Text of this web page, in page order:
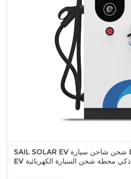
SAIL SOLAR EV شحن شاحن سيارة DC 120kw OEM شاحن
EV ذكي محطة شحن السيارة الكهربائية